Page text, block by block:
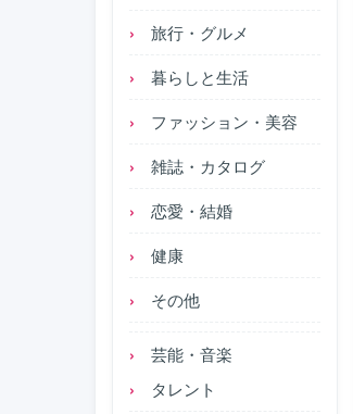
旅行・グルメ
暮らしと生活
ファッション・美容
雑誌・カタログ
恋愛・結婚
健康
その他
芸能・音楽
タレント